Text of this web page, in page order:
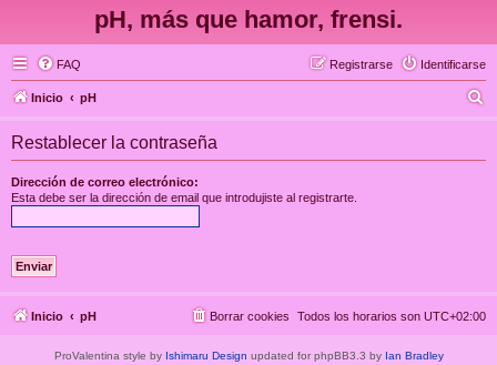
pH, más que hamor, frensi.
FAQ Identificarse
Registrarse
Inicio pH
Restablecer la contraseña
Dirección de correo electrónico:
Esta debe ser la dirección de email que introdujiste al registrarte.
Inicio pH Todos los horarios son UTC+02:00
Borrar cookies
ProValentina style by Ishimaru Design updated for phpBB3.3 by Ian Bradley